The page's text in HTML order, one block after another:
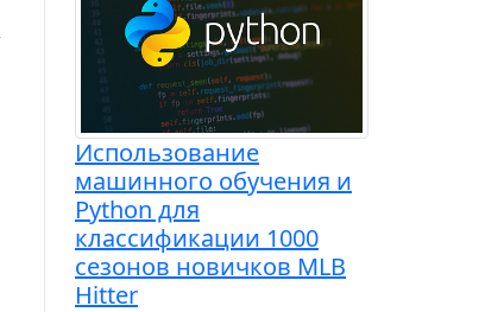
Использование
машинного обучения и
Python для
классификации 1000
сезонов новичков MLB
Hitter